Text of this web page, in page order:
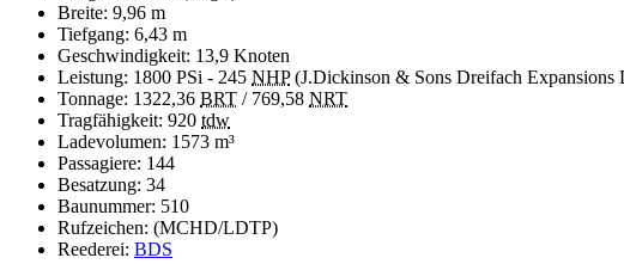
Breite: 9,96 m
Tiefgang: 6,43 m
Geschwindigkeit: 13,9 Knoten
Leistung: 1800 PSi - 245 NHP(J.Dickinson & Sons Dreifach Expansions
Tonnage: 1322,36 BRT / 769,58 NRT
Tragfähigkeit: 920 tdw
Ladevolumen: 1573 m³
Passagiere: 144
Besatzung: 34
Baunummer: 510
Rufzeichen: (MCHD/LDTP)
Reederei: BDS